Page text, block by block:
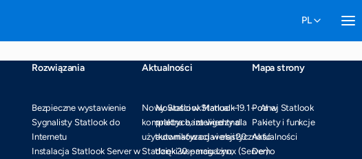
Rozwiązania
Bezpieczne wystawienie
Sygnalisty Statlook do
Internetu
Instalacja Statlook Server w
Nowości w Statlook 19.1 – AI w
praktyce, inteligentna
automatyzacja i elastyczność
dzięki wsparciu Linux (Server)
Aktualności
Nowy Statlook Manual –
kompletna baza wiedzy dla
użytkowników od wersji 20
Statlook 20 – magazyn,
Mapa strony
Poznaj Statlook
Pakiety i funkcje
Aktualności
Demo